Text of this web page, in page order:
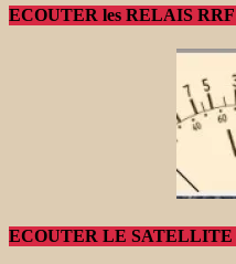
ECOUTER les RELAIS RRF
ECOUTER LE SATELLITE